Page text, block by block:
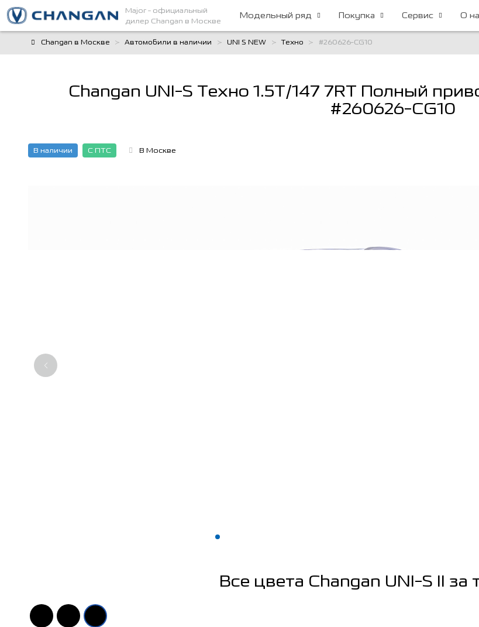
Major - официальный
дилер Changan в Москве
Модельный ряд Покупка Сервис О
Changan в Москве Автомобили в наличии UNI S NEW Техно #260626-CG10
Changan UNI-S Техно 1.5T/147 7RT Полный
#260626-CG10
В наличии С ПТС В Москве
Все цвета Changan UNI-S II за